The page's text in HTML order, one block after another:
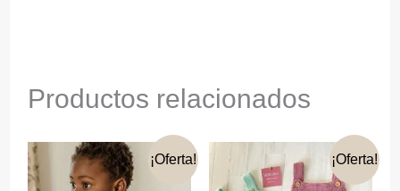
Productos relacionados
¡Oferta! ¡Oferta!